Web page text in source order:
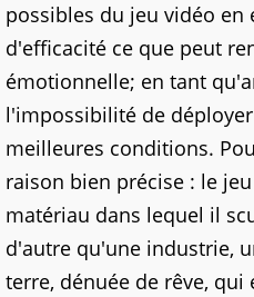
possibles du jeu vidéo en
d'efficacité ce que peut
émotionnelle; en tant
l'impossibilité de
meilleures conditions.
raison bien précise : le
matériau dans lequel il
d'autre qu'une industrie,
terre, dénuée de rêve,